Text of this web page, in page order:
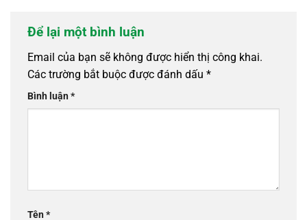
Để lại một bình luận
Email của bạn sẽ không được hiển thị công khai.
Các trường bắt buộc được đánh dấu *
Bình luận*
Tên*